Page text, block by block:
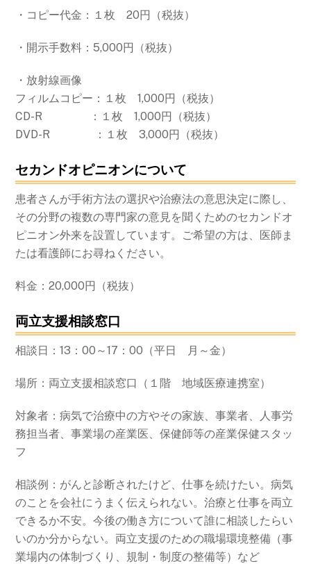
・コピー代金：１枚 20円（税抜）
・開示手数料：5,000円（税抜）
・放射線画像
フィルムコピー：１枚 1,000円（税抜）
CD-R ：１枚 1,000円（税抜）
DVD-R ：１枚 3,000円（税抜）
セカンドオピニオンについて
患者さんが手術方法の選択や治療法の意思決定に際し、
その分野の複数の専門家の意見を聞くためのセカンドオ
ピニオン外来を設置しています。ご希望の方は、医師ま
たは看護師にお尋ねください。
料金：20,000円（税抜）
両立支援相談窓口
相談日：13：00～17：00（平日 月～金）
場所：両立支援相談窓口（１階 地域医療連携室）
対象者：病気で治療中の方やその家族、事業者、人事労
務担当者、事業場の産業医、保健師等の産業保健スタッ
フ
相談例：がんと診断されたけど、仕事を続けたい。病気
のことを会社にうまく伝えられない。治療と仕事を両立
できるか不安。今後の働き方について誰に相談したらい
いのか分からない。両立支援のための職場環境整備（事
業場内の体制づくり、規制・制度の整備等）など